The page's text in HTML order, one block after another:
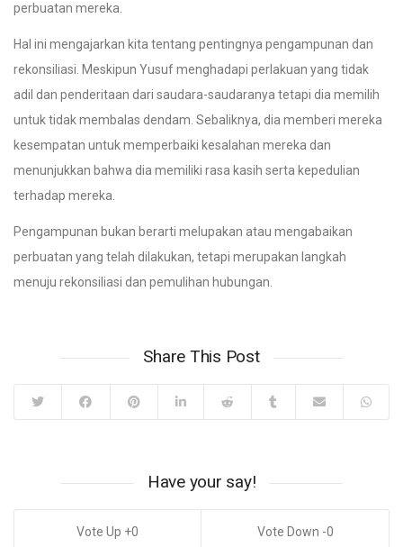
perbuatan mereka.
Hal ini mengajarkan kita tentang pentingnya pengampunan dan
rekonsiliasi. Meskipun Yusuf menghadapi perlakuan yang tidak
adil dan penderitaan dari saudara-saudaranya tetapi dia memilih
untuk tidak membalas dendam. Sebaliknya, dia memberi mereka
kesempatan untuk memperbaiki kesalahan mereka dan
menunjukkan bahwa dia memiliki rasa kasih serta kepedulian
terhadap mereka.
Pengampunan bukan berarti melupakan atau mengabaikan
perbuatan yang telah dilakukan, tetapi merupakan langkah
menuju rekonsiliasi dan pemulihan hubungan.
Share This Post
Have your say!
0 0